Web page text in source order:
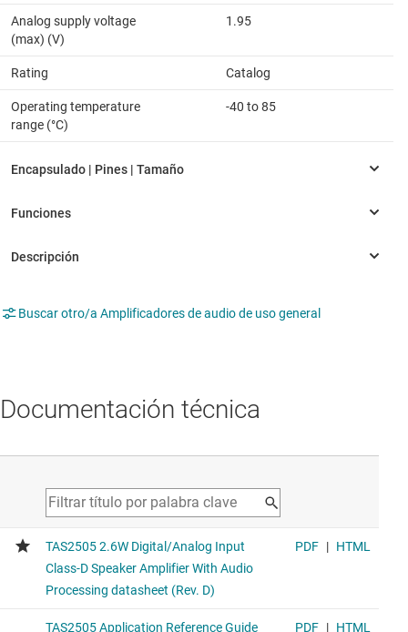
Analog supply voltage
(max) (V)
1.95
Rating Catalog
Operating temperature
range (°C)
-40 to 85
Buscar otro/a Amplificadores de audio de uso general
Documentación técnica